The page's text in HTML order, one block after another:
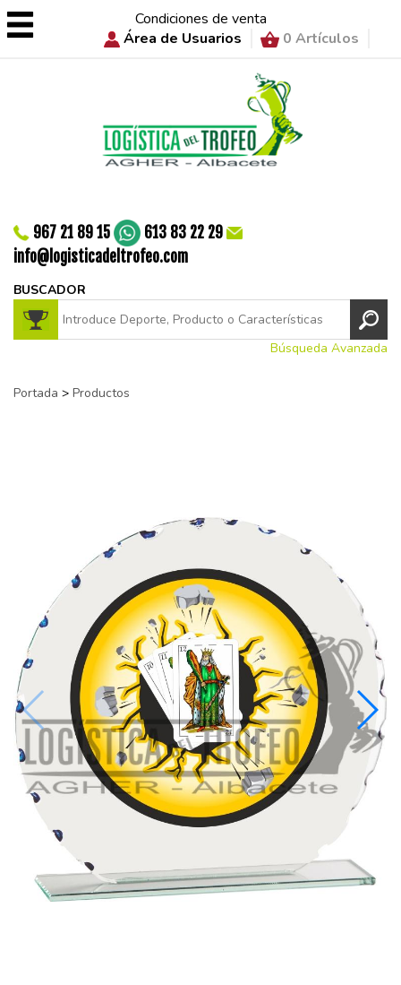
Condiciones de venta
Área de Usuarios
0 Artículos
967 21 89 15
613 83 22 29
info@logisticadeltrofeo.com
BUSCADOR
Búsqueda Avanzada
Portada > Productos